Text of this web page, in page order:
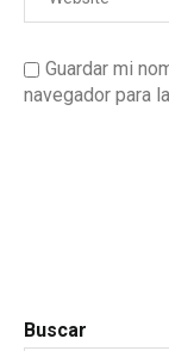
Guardar mi
navegador para
Buscar